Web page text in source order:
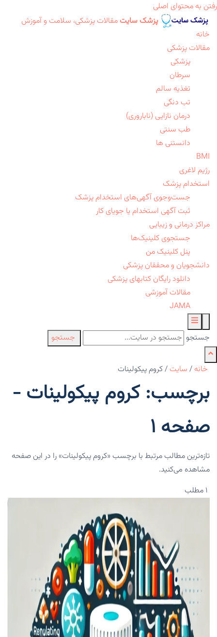
رفتن به محتوای اصلی
پزشک سایت مقالات پزشکی، سلامت و آموزش
خانه
مقالات پزشکی
پزشکی
سرطان
تغذیه سالم
تب دنگی
درمان نازایی (ناباروری)
طب سنتی
دانستنی ها
BMI
رژیم لاغری
استخدام پزشک
جست‌وجوی آگهی‌های استخدام پزشک
ثبت آگهی استخدام یا جویای کار
مراکز درمانی و زیبایی
جستجوی کلینیک‌ها
پنل کلینیک من
دانشجویان و محققان پزشکی
دانلود رایگان کتابهای پزشکی
مقالات آموزشی
JAMA
جستجو جستجو
خانه / سایت /کروم پیکولینات
برچسب: کروم پیکولینات -
صفحه 1
تازه‌ترین مطالب مرتبط با برچسب «کروم پیکولینات» را در این صفحه
مشاهده می‌کنید.
۱ مطلب